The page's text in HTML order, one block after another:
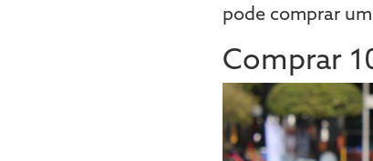
pode comprar
Comprar